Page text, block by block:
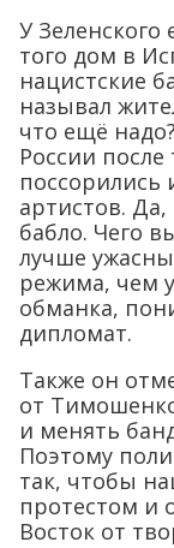
У Зеленского
того дом в
нацистские
называл
что ещё
России после
поссорились
артистов.
бабло. Чего
лучше
режима, чем
обманка,
дипломат.
Также он
от
и менять
Поэтому
так, чтобы
протестом и
Восток от